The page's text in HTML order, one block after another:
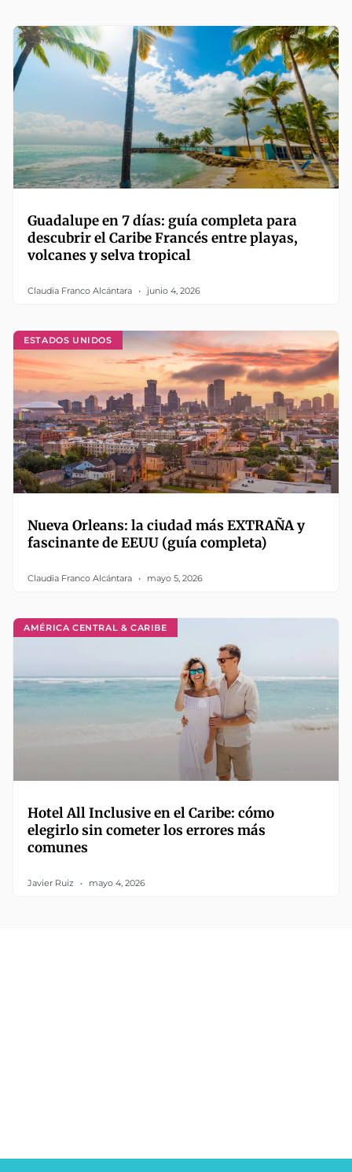
Guadalupe en 7 días: guía completa para
descubrir el Caribe Francés entre playas,
volcanes y selva tropical
Claudia Franco Alcántara junio 4, 2026
ESTADOS UNIDOS
Nueva Orleans: la ciudad más EXTRAÑA y
fascinante de EEUU (guía completa)
Claudia Franco Alcántara mayo 5, 2026
AMÉRICA CENTRAL & CARIBE
Hotel All Inclusive en el Caribe: cómo
elegirlo sin cometer los errores más
comunes
Javier Ruiz mayo 4, 2026